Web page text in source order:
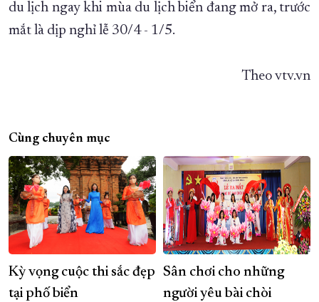
du lịch ngay khi mùa du lịch biển đang mở ra, trước
mắt là dịp nghỉ lễ 30/4 - 1/5.
Theo vtv.vn
Cùng chuyên mục
Kỳ vọng cuộc thi sắc đẹp
tại phố biển
Sân chơi cho những
người yêu bài chòi